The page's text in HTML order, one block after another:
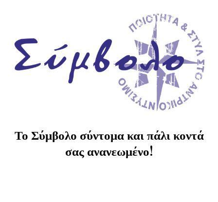
Το Σύμβολο σύντομα και πάλι κοντά
σας ανανεωμένο!